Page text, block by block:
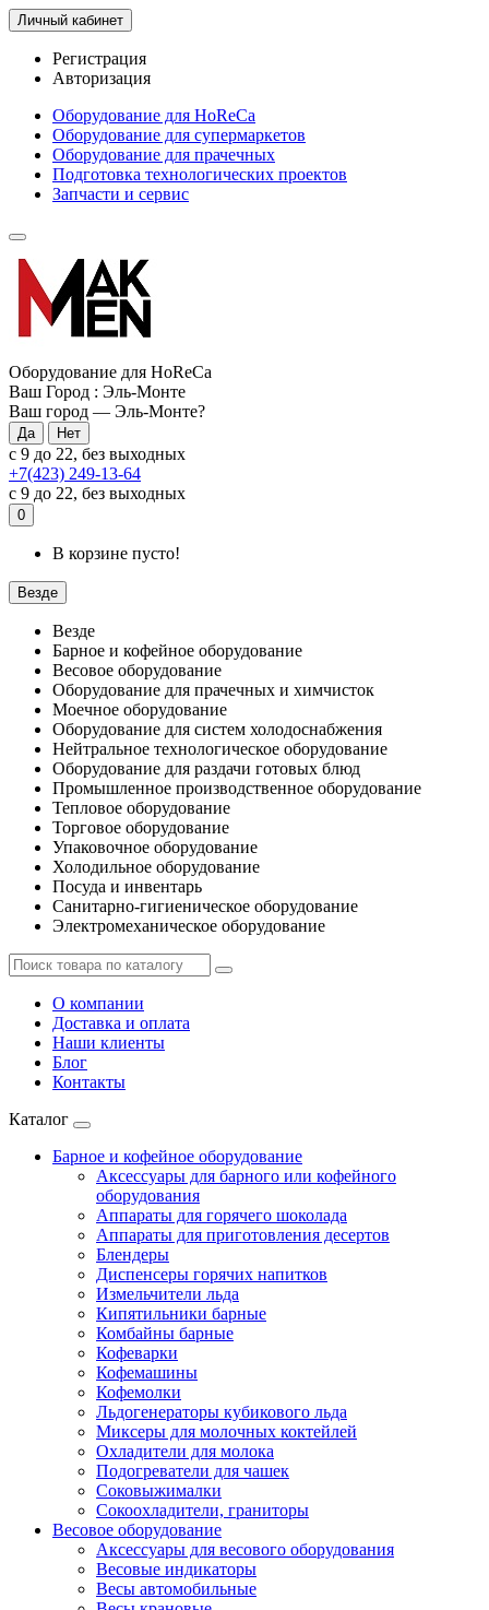
Личный кабинет
Регистрация
Авторизация
Оборудование для HoReCa
Оборудование для супермаркетов
Оборудование для прачечных
Подготовка технологических проектов
Запчасти и сервис
Оборудование для HoReCa
Ваш Город : Эль-Монте
Ваш город — Эль-Монте?
с 9 до 22, без выходных
+7(423) 249-13-64
с 9 до 22, без выходных
0
В корзине пусто!
Везде
Везде
Барное и кофейное оборудование
Весовое оборудование
Оборудование для прачечных и химчисток
Моечное оборудование
Оборудование для систем холодоснабжения
Нейтральное технологическое оборудование
Оборудование для раздачи готовых блюд
Промышленное производственное оборудование
Тепловое оборудование
Торговое оборудование
Упаковочное оборудование
Холодильное оборудование
Посуда и инвентарь
Санитарно-гигиеническое оборудование
Электромеханическое оборудование
О компании
Доставка и оплата
Наши клиенты
Блог
Контакты
Каталог
Барное и кофейное оборудование
Аксессуары для барного или кофейного
оборудования
Аппараты для горячего шоколада
Аппараты для приготовления десертов
Блендеры
Диспенсеры горячих напитков
Измельчители льда
Кипятильники барные
Комбайны барные
Кофеварки
Кофемашины
Кофемолки
Льдогенераторы кубикового льда
Миксеры для молочных коктейлей
Охладители для молока
Подогреватели для чашек
Соковыжималки
Сокоохладители, граниторы
Весовое оборудование
Аксессуары для весового оборудования
Весовые индикаторы
Весы автомобильные